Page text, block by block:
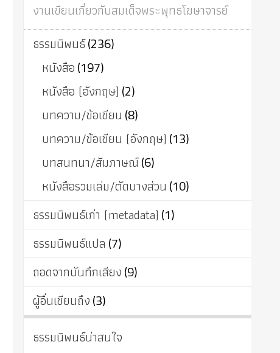
งานเขียนเกี่ยวกับสมเด็จพระพุทธโฆษาจารย์
ธรรมนิพนธ์(236)
หนังสือ(197)
หนังสือ (อังกฤษ) (2)
บทความ/ข้อเขียน (8)
บทความ/ข้อเขียน (อังกฤษ) (13)
บทสนทนา/สัมภาษณ์(6)
หนังสือรวมเล่ม/ตัดบางส่วน (10)
ธรรมนิพนธ์เก่า (metadata) (1)
ธรรมนิพนธ์แปล (7)
ถอดจากบันทึกเสียง(9)
ผู้อื่นเขียนถึง(3)
ธรรมนิพนธ์น่าสนใจ